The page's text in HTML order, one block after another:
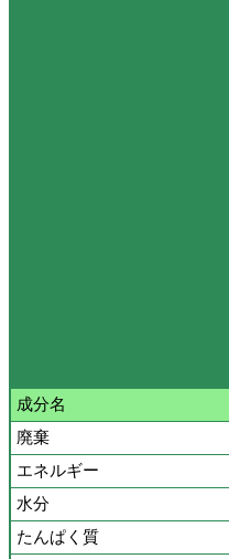
成分名
廃棄
エネルギー
水分
たんぱく質